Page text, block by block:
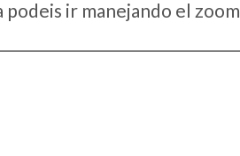
ir manejando el zoom